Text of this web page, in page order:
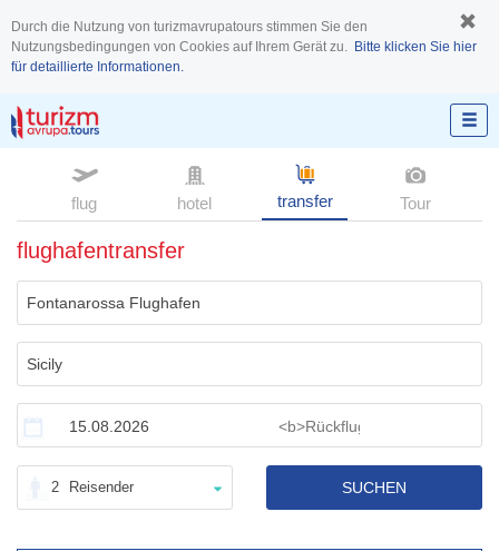
Durch die Nutzung von turizmavrupatours stimmen Sie den
Nutzungsbedingungen von Cookies auf Ihrem Gerät zu. Bitte klicken Sie hier
für detaillierte Informationen.
flug hotel transfer Tour
flughafentransfer
2 Reisender SUCHEN